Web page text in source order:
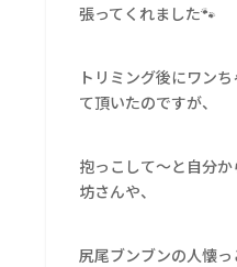
張ってくれました🐾
トリミング後にワン
て頂いたのですが、
抱っこして〜と自分
坊さんや、
尻尾ブンブンの人懐っ